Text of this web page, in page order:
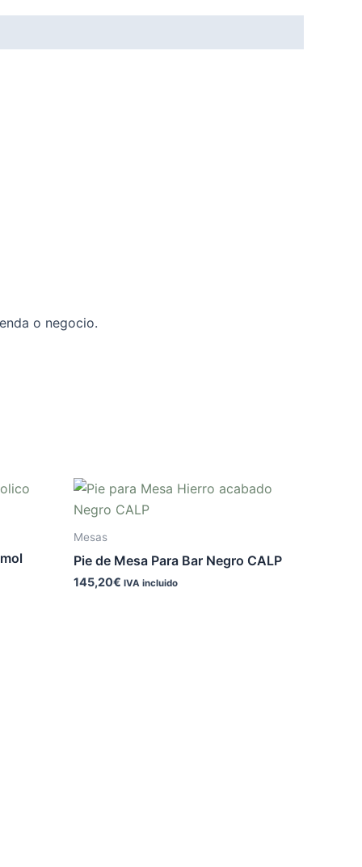
o negocio.
Mesas
Pie de Mesa Para Bar Negro CALP
145,20€ IVA incluido